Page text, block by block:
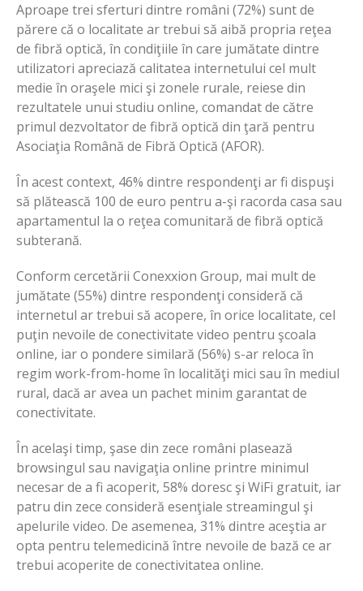
Aproape trei sferturi dintre români (72%) sunt de
părere că o localitate ar trebui să aibă propria reţea
de fibră optică, în condiţiile în care jumătate dintre
utilizatori apreciază calitatea internetului cel mult
medie în oraşele mici şi zonele rurale, reiese din
rezultatele unui studiu online, comandat de către
primul dezvoltator de fibră optică din ţară pentru
Asociaţia Română de Fibră Optică (AFOR).
În acest context, 46% dintre respondenţi ar fi dispuşi
să plătească 100 de euro pentru a-şi racorda casa sau
apartamentul la o reţea comunitară de fibră optică
subterană.
Conform cercetării Conexxion Group, mai mult de
jumătate (55%) dintre respondenţi consideră că
internetul ar trebui să acopere, în orice localitate, cel
puţin nevoile de conectivitate video pentru şcoala
online, iar o pondere similară (56%) s-ar reloca în
regim work-from-home în localităţi mici sau în mediul
rural, dacă ar avea un pachet minim garantat de
conectivitate.
În acelaşi timp, şase din zece români plasează
browsingul sau navigaţia online printre minimul
necesar de a fi acoperit, 58% doresc şi WiFi gratuit, iar
patru din zece consideră esenţiale streamingul şi
apelurile video. De asemenea, 31% dintre aceştia ar
opta pentru telemedicină între nevoile de bază ce ar
trebui acoperite de conectivitatea online.